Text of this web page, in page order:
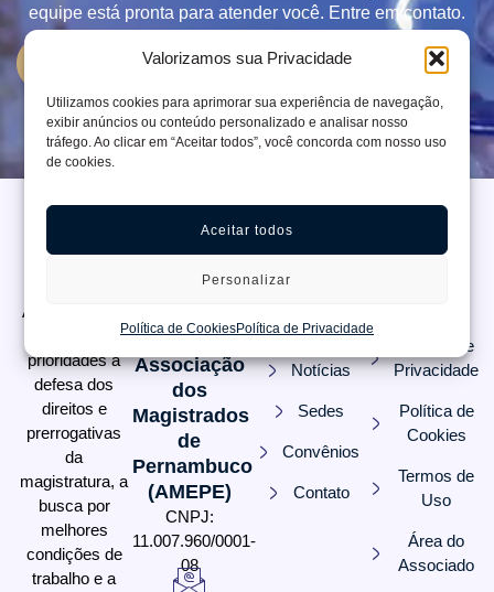
Valorizamos sua Privacidade
Utilizamos cookies para aprimorar sua experiência de navegação,
exibir anúncios ou conteúdo personalizado e analisar nosso
tráfego. Ao clicar em “Aceitar todos”, você concorda com nosso uso
de cookies.
Aceitar todos
Personalizar
Política de CookiesPolítica de Privacidade
equipe está pronta para atender você. Entre em contato.
Ver contatos da AMEPE
A AMEPE tem
prioridades a
defesa dos
direitos e
prerrogativas
da
magistratura, a
busca por
melhores
condições de
trabalho e a
Informações
Associação
dos
Magistrados
de
Pernambuco
(AMEPE)
CNPJ:
11.007.960/0001-
08
Sobre
Nós
Somos
Notícias
Sedes
Convênios
Contato
Links
Política de
Privacidade
Política de
Cookies
Termos de
Uso
Área do
Associado